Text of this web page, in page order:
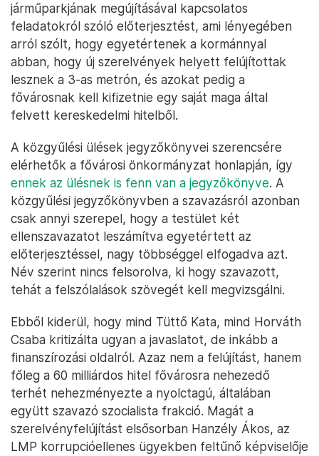
járműparkjának megújításával kapcsolatos
feladatokról szóló előterjesztést, ami lényegében
arról szólt, hogy egyetértenek a kormánnyal
abban, hogy új szerelvények helyett felújítottak
lesznek a 3-as metrón, és azokat pedig a
fővárosnak kell kifizetnie egy saját maga által
felvett kereskedelmi hitelből.
A közgyűlési ülések jegyzőkönyvei szerencsére
elérhetők a fővárosi önkormányzat honlapján, így
ennek az ülésnek is fenn van a jegyzőkönyve. A
közgyűlési jegyzőkönyvben a szavazásról azonban
csak annyi szerepel, hogy a testület két
ellenszavazatot leszámítva egyetértett az
előterjesztéssel, nagy többséggel elfogadva azt.
Név szerint nincs felsorolva, ki hogy szavazott,
tehát a felszólalások szövegét kell megvizsgálni.
Ebből kiderül, hogy mind Tüttő Kata, mind Horváth
Csaba kritizálta ugyan a javaslatot, de inkább a
finanszírozási oldalról. Azaz nem a felújítást, hanem
főleg a 60 milliárdos hitel fővárosra nehezedő
terhét nehezményezte a nyolctagú, általában
együtt szavazó szocialista frakció. Magát a
szerelvényfelújítást elsősorban Hanzély Ákos, az
LMP korrupcióellenes ügyekben feltűnő képviselője